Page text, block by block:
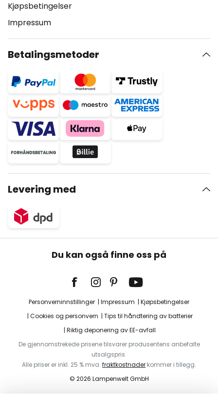
Kjøpsbetingelser
Impressum
Betalingsmetoder
Levering med
Du kan også finne oss på
Personverninnstillinger Impressum
Kjøpsbetingelser
Cookies og personvern
Tips til håndtering av batterier
Riktig deponering av EE-avfall
De gjennomstrekede prisene tilsvarer produsentens anbefalte
utsalgspris.
Alle priser er inkl. 25 % mva. fraktkostnader kommer i tillegg.
© 2026 Lampenwelt GmbH